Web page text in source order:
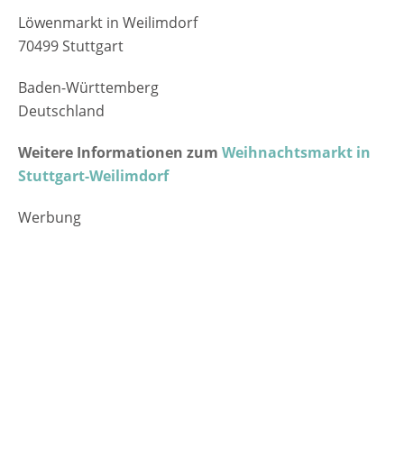
Löwenmarkt in Weilimdorf
70499 Stuttgart
Baden-Württemberg
Deutschland
Weitere Informationen zum Weihnachtsmarkt in
Stuttgart-Weilimdorf
Werbung